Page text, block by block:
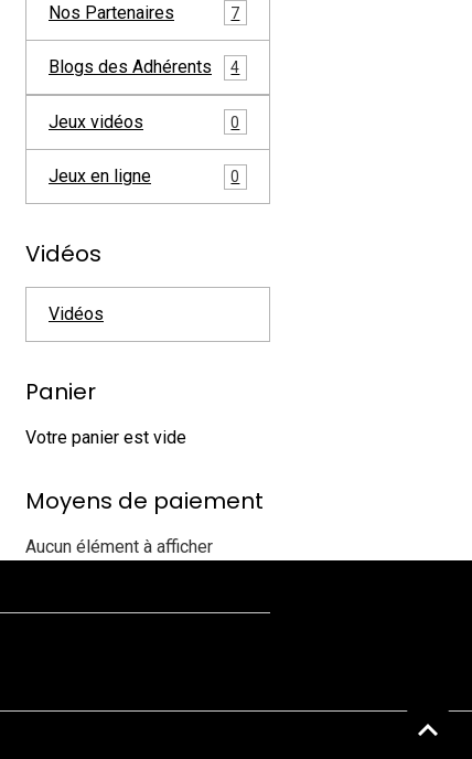
Nos Partenaires 7
Blogs des Adhérents 4
Jeux vidéos 0
Jeux en ligne 0
Vidéos
Vidéos
Panier
Votre panier est vide
Moyens de paiement
Aucun élément à afficher